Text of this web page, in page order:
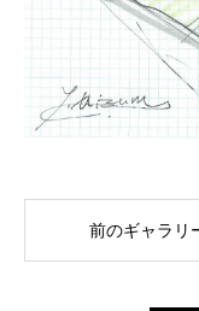
前のギャラリ